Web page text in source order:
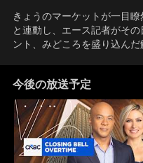
きょうのマーケットが一目
と連動し、エース記者がそ
ント、みどころを盛り込んだ
今後の放送予定